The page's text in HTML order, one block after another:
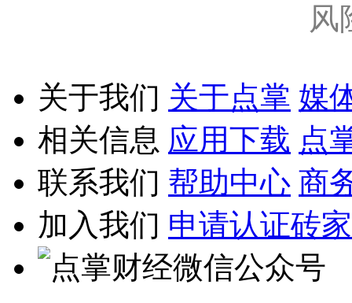
风
关于我们 关于点掌 媒
相关信息 应用下载 点
联系我们 帮助中心 商
加入我们 申请认证砖家